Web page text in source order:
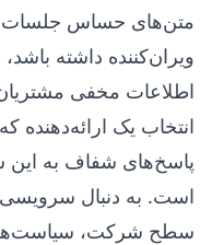
متن‌های حساس جلسات
ویران‌کننده داشته
اطلاعات مخفی
انتخاب یک ارائه‌دهنده
پاسخ‌های شفاف به این
است. به دنبال سرویسی
سطح شرکت، سیاست‌های